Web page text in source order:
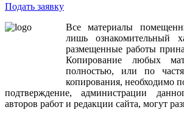
Подать заявку
Все
материалы
лишь
ознакомительный
размещенные работы
Копирование
любых
полностью, или по
копирования, необходимо
подтверждение,администрации
авторов работ и редакции сайта, могут